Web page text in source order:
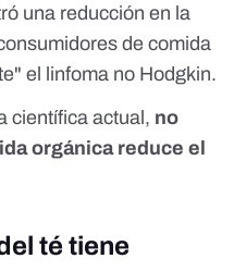
una reducción en la
de comida
el linfoma no Hodgkin.
científica actual, no
orgánica reduce el
té tiene